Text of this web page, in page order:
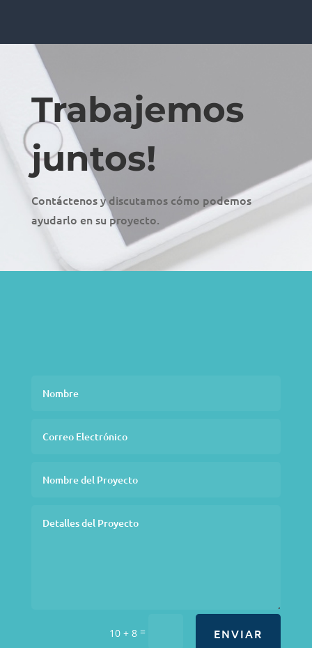
Trabajemos
juntos!
Contáctenos y discutamos cómo podemos
ayudarlo en su proyecto.
10 + 8 = ENVIAR